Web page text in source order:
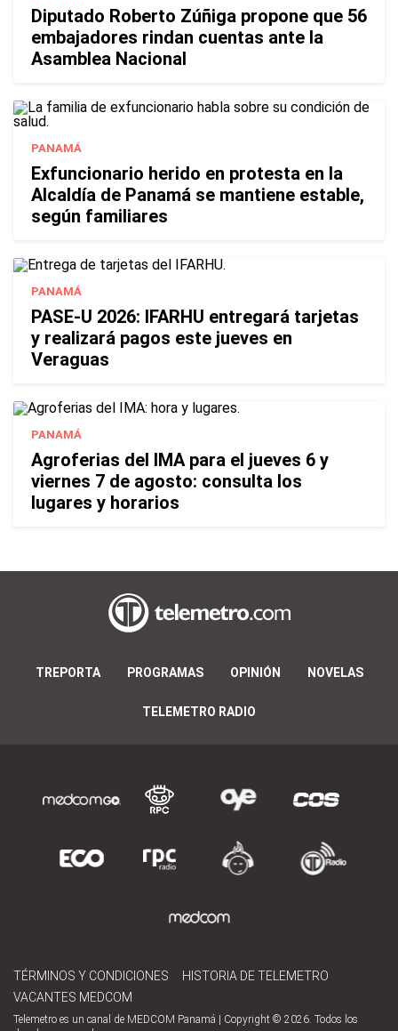
Diputado Roberto Zúñiga propone que 56
embajadores rindan cuentas ante la
Asamblea Nacional
PANAMÁ
Exfuncionario herido en protesta en la
Alcaldía de Panamá se mantiene estable,
según familiares
PANAMÁ
PASE-U 2026: IFARHU entregará tarjetas
y realizará pagos este jueves en
Veraguas
PANAMÁ
Agroferias del IMA para el jueves 6 y
viernes 7 de agosto: consulta los
lugares y horarios
TREPORTA PROGRAMAS OPINIÓN NOVELAS
TELEMETRO RADIO
TÉRMINOS Y CONDICIONES
HISTORIA DE TELEMETRO
VACANTES MEDCOM
Telemetro es un canal de MEDCOM Panamá | Copyright © 2026. Todos los